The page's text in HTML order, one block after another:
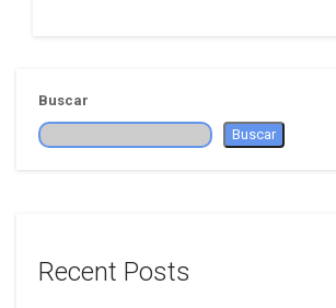
Buscar
Buscar
Recent Posts